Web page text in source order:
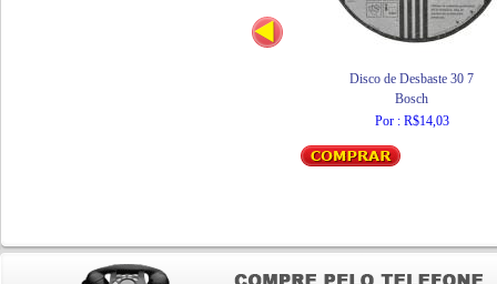
Disco de Desbaste 30 7
Bosch
Por : R$14,03